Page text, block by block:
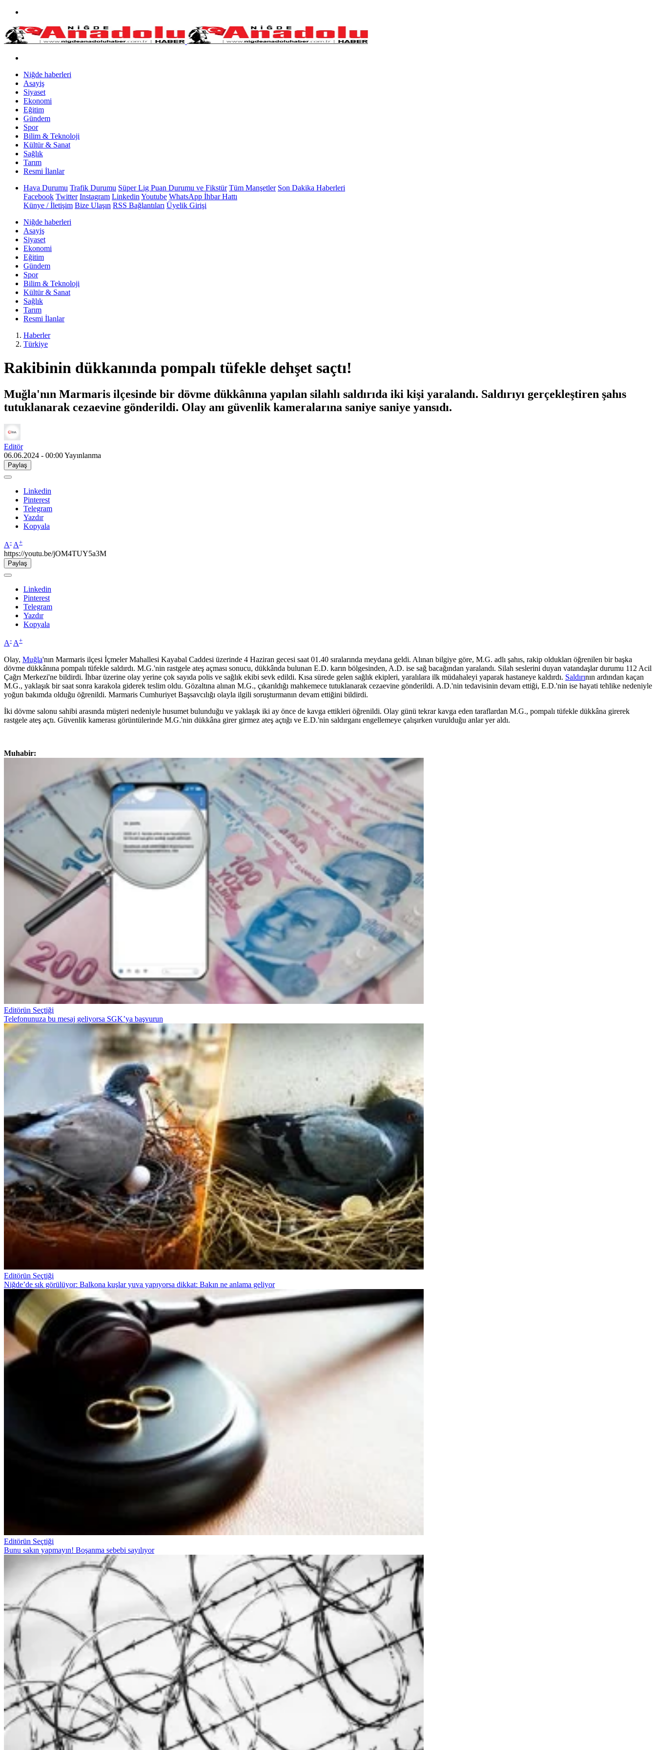
Niğde haberleri
Asayiş
Siyaset
Ekonomi
Eğitim
Gündem
Spor
Bilim & Teknoloji
Kültür & Sanat
Sağlık
Tarım
Resmi İlanlar
Hava Durumu Trafik Durumu Süper Lig Puan Durumu ve Fikstür Tüm Manşetler Son Dakika Haberleri
Facebook Twitter Instagram Linkedin Youtube WhatsApp İhbar Hattı
Künye / İletişim Bize Ulaşın RSS Bağlantıları Üyelik Girişi
Niğde haberleri
Asayiş
Siyaset
Ekonomi
Eğitim
Gündem
Spor
Bilim & Teknoloji
Kültür & Sanat
Sağlık
Tarım
Resmi İlanlar
Haberler
Türkiye
Rakibinin dükkanında pompalı tüfekle dehşet saçtı!
Muğla'nın Marmaris ilçesinde bir dövme dükkânına yapılan silahlı saldırıda iki kişi yaralandı. Saldırıyı gerçekleştiren şahıs
tutuklanarak cezaevine gönderildi. Olay anı güvenlik kameralarına saniye saniye yansıdı.
Editör
06.06.2024 - 00:00Yayınlanma
Paylaş
Linkedin
Pinterest
Telegram
Yazdır
Kopyala
A- A+
https://youtu.be/jOM4TUY5a3M
Paylaş
Linkedin
Pinterest
Telegram
Yazdır
Kopyala
A- A+
Olay, Muğla'nın Marmaris ilçesi İçmeler Mahallesi Kayabal Caddesi üzerinde 4 Haziran gecesi saat 01.40 sıralarında meydana geldi. Alınan bilgiye göre, M.G. adlı şahıs, rakip oldukları öğrenilen bir başka
dövme dükkânına pompalı tüfekle saldırdı. M.G.'nin rastgele ateş açması sonucu, dükkânda bulunan E.D. karın bölgesinden, A.D. ise sağ bacağından yaralandı. Silah seslerini duyan vatandaşlar durumu 112 Acil
Çağrı Merkezi'ne bildirdi. İhbar üzerine olay yerine çok sayıda polis ve sağlık ekibi sevk edildi. Kısa sürede gelen sağlık ekipleri, yaralılara ilk müdahaleyi yaparak hastaneye kaldırdı. Saldırının ardından kaçan
M.G., yaklaşık bir saat sonra karakola giderek teslim oldu. Gözaltına alınan M.G., çıkarıldığı mahkemece tutuklanarak cezaevine gönderildi. A.D.'nin tedavisinin devam ettiği, E.D.'nin ise hayati tehlike nedeniyle
yoğun bakımda olduğu öğrenildi. Marmaris Cumhuriyet Başsavcılığı olayla ilgili soruşturmanın devam ettiğini bildirdi.
İki dövme salonu sahibi arasında müşteri nedeniyle husumet bulunduğu ve yaklaşık iki ay önce de kavga ettikleri öğrenildi. Olay günü tekrar kavga eden taraflardan M.G., pompalı tüfekle dükkâna girerek
rastgele ateş açtı. Güvenlik kamerası görüntülerinde M.G.'nin dükkâna girer girmez ateş açtığı ve E.D.'nin saldırganı engellemeye çalışırken vurulduğu anlar yer aldı.
Muhabir:
Editörün Seçtiği
Telefonunuza bu mesaj geliyorsa SGK’ya başvurun
Editörün Seçtiği
Niğde’de sık görülüyor: Balkona kuşlar yuva yapıyorsa dikkat: Bakın ne anlama geliyor
Editörün Seçtiği
Bunu sakın yapmayın! Boşanma sebebi sayılıyor